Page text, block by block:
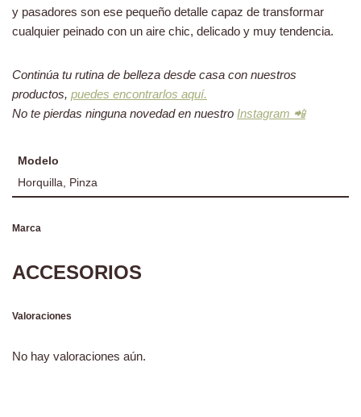
y pasadores son ese pequeño detalle capaz de transformar
cualquier peinado con un aire chic, delicado y muy tendencia.
Continúa tu rutina de belleza desde casa con nuestros
productos, puedes encontrarlos aquí.
No te pierdas ninguna novedad en nuestro Instagram 📲
Modelo
Horquilla, Pinza
Marca
ACCESORIOS
Valoraciones
No hay valoraciones aún.